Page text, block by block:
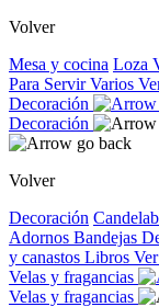
Volver
Mesa y cocina Loza
Para ServirVarios
Decoración
Decoración
Volver
Decoración
Adornos Bandejas
y canastos Libros
Velas y fragancias
Velas y fragancias